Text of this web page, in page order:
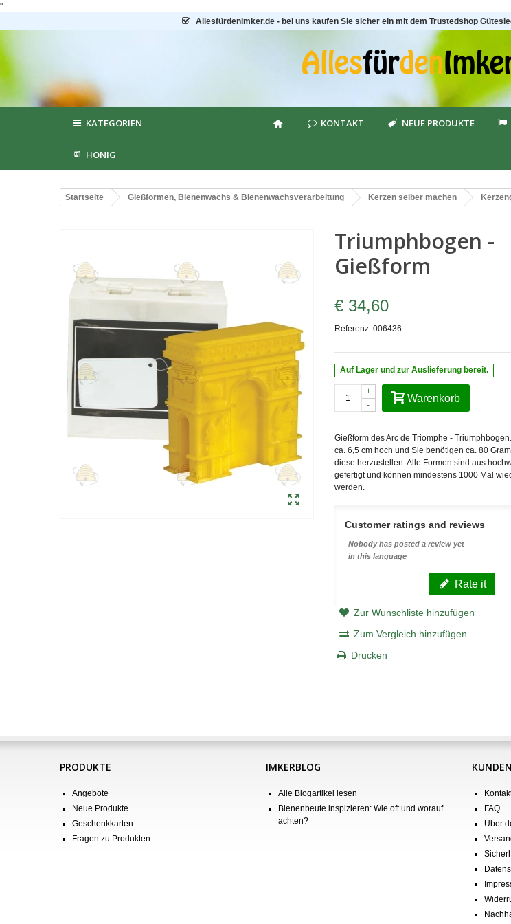
"
AllesfürdenImker.de - bei uns kaufen Sie sicher ein mit dem Trustedshop
KATEGORIEN KONTAKT NEUE PRODUKTE
HONIG
Startseite Gießformen, Bienenwachs & Bienenwachsverarbeitung Kerzen selber machen
Triumphbogen -
Gießform
€ 34,60
Referenz: 006436
Auf Lager und zur Auslieferung bereit.
-
+
Warenkorb
Gießform des Arc de Triomphe -
ca. 6,5 cm hoch und Sie benötigen ca. 80
diese herzustellen. Alle Formen sind aus
gefertigt und können mindestens 1000 Mal
werden.
Customer ratings and reviews
Nobody has posted a review yet
in this language
Rate it
Zur Wunschliste hinzufügen
Zum Vergleich hinzufügen
Drucken
PRODUKTE
Angebote
Neue Produkte
Geschenkkarten
Fragen zu Produkten
IMKERBLOG
Alle Blogartikel lesen
Bienenbeute inspizieren: Wie oft und worauf
achten?
FAQ
Über